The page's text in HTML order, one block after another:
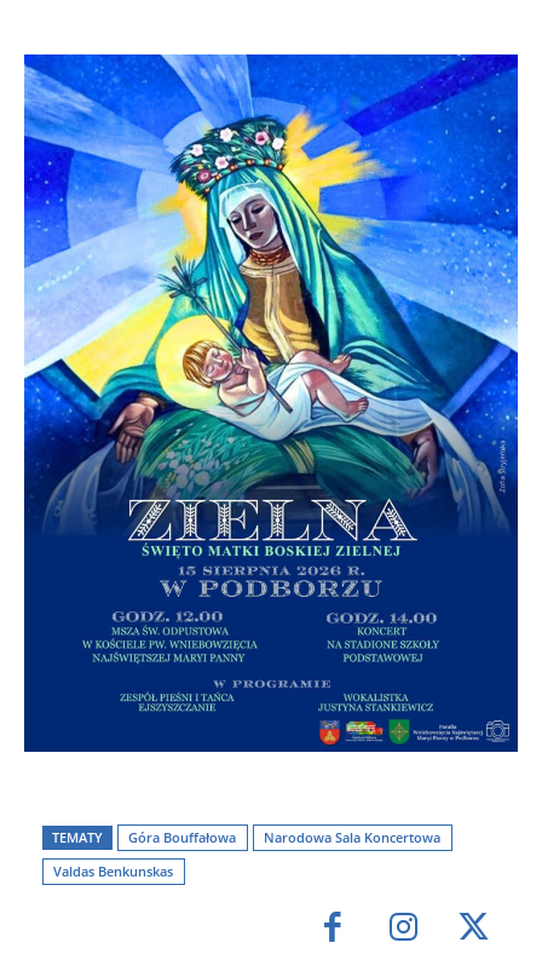
TEMATY Góra Bouffałowa
Narodowa Sala Koncertowa
Valdas Benkunskas